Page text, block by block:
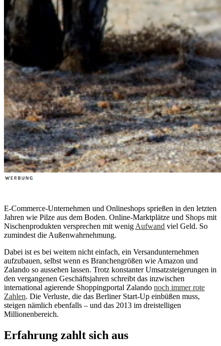
E-Commerce-Unternehmen und Onlineshops sprießen in den letzten
Jahren wie Pilze aus dem Boden. Online-Marktplätze und Shops mit
Nischenprodukten versprechen mit wenig Aufwand viel Geld. So
zumindest die Außenwahrnehmung.
Dabei ist es bei weitem nicht einfach, ein Versandunternehmen
aufzubauen, selbst wenn es Branchengrößen wie Amazon und
Zalando so aussehen lassen. Trotz konstanter Umsatzsteigerungen in
den vergangenen Geschäftsjahren schreibt das inzwischen
international agierende Shoppingportal Zalando noch immer rote
Zahlen. Die Verluste, die das Berliner Start-Up einbüßen muss,
steigen nämlich ebenfalls – und das 2013 im dreistelligen
Millionenbereich.
Erfahrung zahlt sich aus